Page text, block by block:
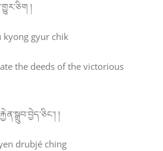
།
kyong gyur chik
the deeds of the victorious
།
drubjé ching